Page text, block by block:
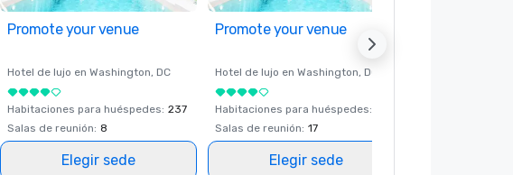
Promote your venue
Hotel de lujo en Washington, DC
Habitaciones para huéspedes: 237
Salas de reunión: 8
Elegir sede
Promote your venue
Hotel de lujo en Washington, DC
Habitaciones para huéspedes:
Salas de reunión: 17
Elegir sede